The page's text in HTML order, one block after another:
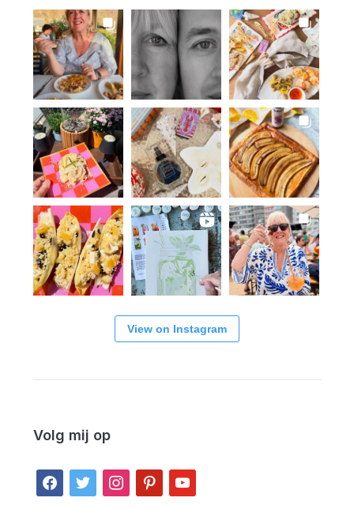
View on Instagram
Volg mij op
facebook
twitter instagrampinterestyoutube